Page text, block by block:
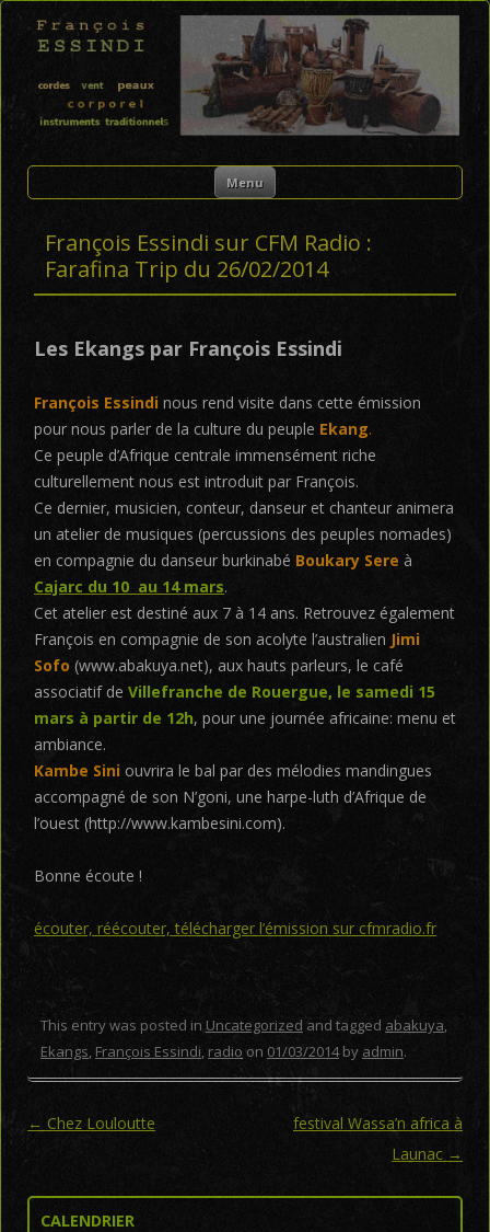
FRANÇOIS ESSINDI
Menu Skip to content
François Essindi sur CFM Radio :
Farafina Trip du 26/02/2014
Les Ekangs par François Essindi
François Essindi nous rend visite dans cette émission
pour nous parler de la culture du peuple Ekang.
Ce peuple d’Afrique centrale immensément riche
culturellement nous est introduit par François.
Ce dernier, musicien, conteur, danseur et chanteur animera
un atelier de musiques (percussions des peuples nomades)
en compagnie du danseur burkinabé Boukary Sere à
Cajarc du 10 au 14 mars.
Cet atelier est destiné aux 7 à 14 ans. Retrouvez également
François en compagnie de son acolyte l’australien Jimi
Sofo (www.abakuya.net), aux hauts parleurs, le café
associatif de Villefranche de Rouergue, le samedi 15
mars à partir de 12h, pour une journée africaine: menu et
ambiance.
Kambe Sini ouvrira le bal par des mélodies mandingues
accompagné de son N’goni, une harpe-luth d’Afrique de
l’ouest (http://www.kambesini.com).
Bonne écoute !
écouter, réécouter, télécharger l’émission sur cfmradio.fr
This entry was posted in Uncategorized and tagged abakuya,
Ekangs, François Essindi, radio on 01/03/2014by admin.
Post navigation
← Chez Louloutte
festival Wassa’n africa à
Launac →
CALENDRIER